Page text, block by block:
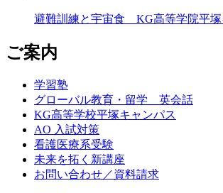
避難訓練と宇宙食 KG高等学院平塚
ご案内
学習塾
グローバル教育・留学 英会話
KG高等学校平塚キャンパス
AO 入試対策
看護医療系受験
未来を拓く新講座
お問い合わせ／資料請求